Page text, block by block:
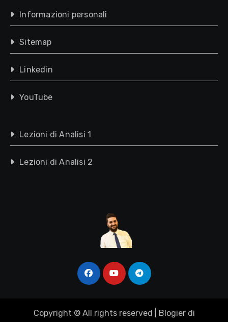
Informazioni personali
Sitemap
Linkedin
YouTube
Lezioni di Analisi 1
Lezioni di Analisi 2
Copyright © All rights reserved Blogierdi